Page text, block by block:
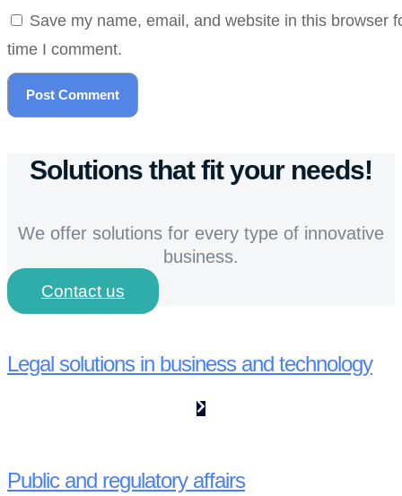
Save my name, email, and website in this browser
time I comment.
Solutions that fit your needs!
We offer solutions for every type of innovative
business.
Contact us
Legal solutions in business and technology
Public and regulatory affairs